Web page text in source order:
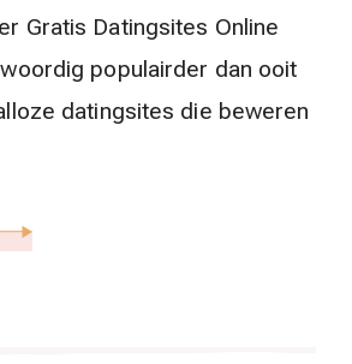
Gratis Datingsites Online
populairder dan ooit
datingsites die beweren